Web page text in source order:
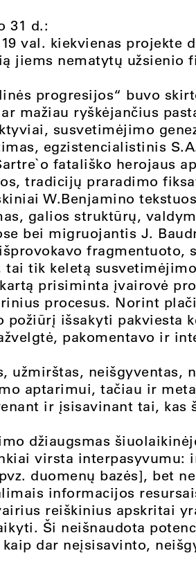
31 d.:
val. kiekvienas projekte
jiems nematytų užsienio
progresijos“ buvo
mažiau ryškėjančius
susvetimėjimo
egzistencialistinis
fatališko herojaus
tradicijų praradimo
W.Benjamino
galios struktūrų,
bei migruojantis J.
fragmentuoto,
tai tik keletą
prisiminta įvairovė
procesus. Norint
požiūrį išsakyti pakviesta
pakomentavo ir
užmirštas, neišgyventas,
aptarimui, tačiau ir
ir įsisavinant tai, kas
džiaugsmas
virsta interpasyvumu:
duomenų bazės], bet
informacijos
reiškinius apskritai
Ši neišnaudota
dar neįsisavinto,